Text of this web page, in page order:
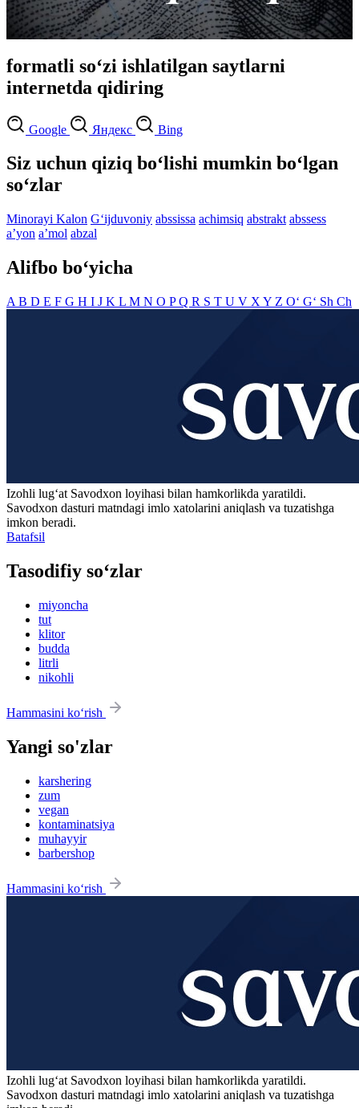
formatli so‘zi ishlatilgan saytlarni
internetda qidiring
Google Яндекс Bing
Siz uchun qiziq bo‘lishi mumkin bo‘lgan
so‘zlar
Minorayi Kalon G‘ijduvoniy abssissa achimsiq abstrakt abssess
aʼyon aʼmol abzal
Alifbo bo‘yicha
A B D E F G H I J K L M N O PQ R S T U V X Y Z O‘ G‘ Sh Ch
Izohli lugʻat Savodxon loyihasi bilan hamkorlikda yaratildi.
Savodxon dasturi matndagi imlo xatolarini aniqlash va tuzatishga
imkon beradi.
Batafsil
Tasodifiy so‘zlar
miyoncha
tut
klitor
budda
litrli
nikohli
Hammasini ko‘rish
Yangi so'zlar
karshering
zum
vegan
kontaminatsiya
muhayyir
barbershop
Hammasini ko‘rish
Izohli lugʻat Savodxon loyihasi bilan hamkorlikda yaratildi.
Savodxon dasturi matndagi imlo xatolarini aniqlash va tuzatishga